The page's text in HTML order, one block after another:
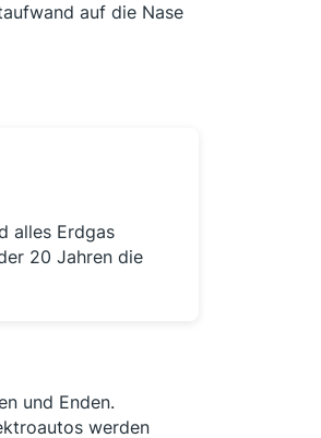
auf die Nase
alles Erdgas
20 Jahren die
und Enden.
werden